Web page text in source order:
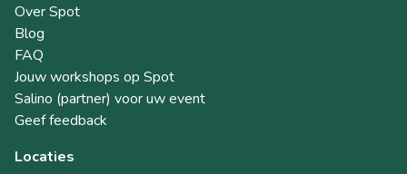
Over Spot
Blog
FAQ
Jouw workshops op Spot
Salino (partner) voor uw event
Geef feedback
Locaties